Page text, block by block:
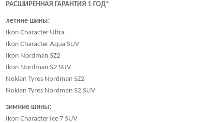
РАСШИРЕННАЯ ГАРАНТИЯ 1 ГОД*
летние шины:
Ikon Character Ultra
Ikon Character Aqua SUV
Ikon Nordman SZ2
Ikon Nordman S2 SUV
Nokian Tyres Nordman SZ2
Nokian Tyres Nordman S2 SUV
зимние шины:
Ikon Character Ice 7 SUV